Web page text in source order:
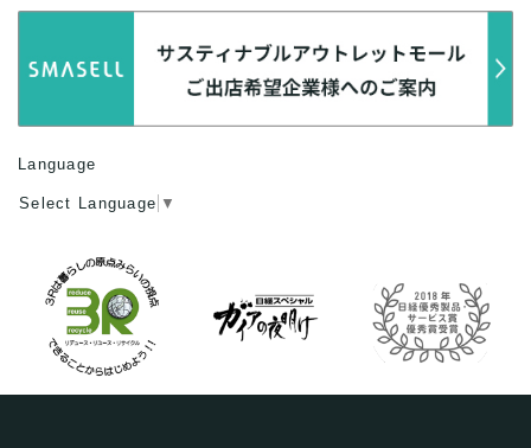
Language
Select Language ▼